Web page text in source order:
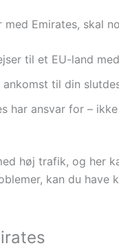
Emirates, skal
til et EU-land
til din
har ansvar for –
høj trafik, og her
kan du